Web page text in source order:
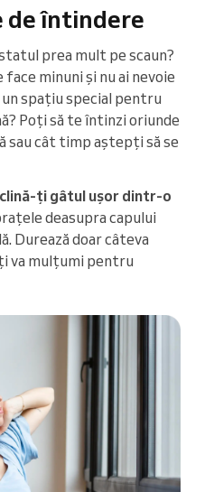
de întindere
prea mult pe scaun?
minuni și nu ai nevoie
un spațiu special pentru
Poți să te întinzi oriunde
sau cât timp aștepți să se
ți gâtul ușor dintr-o
deasupra capului
Durează doar câteva
va mulțumi pentru